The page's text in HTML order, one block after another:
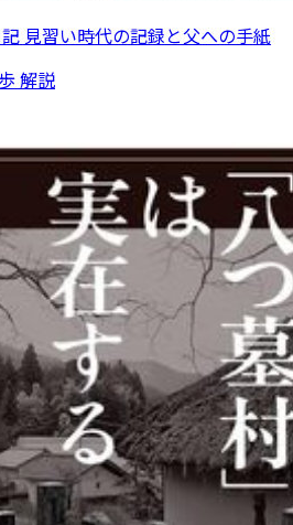
見習い時代の記録と父への手紙
解説